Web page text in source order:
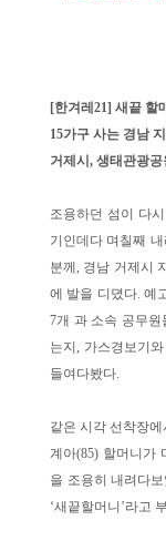
[한겨레21] 새끝 할
15가구 사는 경남
거제시, 생태관광
조용하던 섬이 다
기인데다 며칠째
분께, 경남 거제시
에 발을 디뎠다. 예
7개 과 소속 공무
는지, 가스경보기
들여다봤다.
같은 시각 선착장
계아(85) 할머니가
을 조용히 내려다
‘새끝할머니’라고